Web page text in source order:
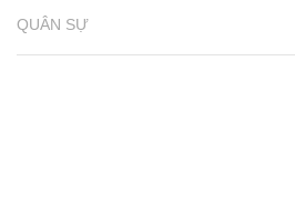
QUÂN SỰ